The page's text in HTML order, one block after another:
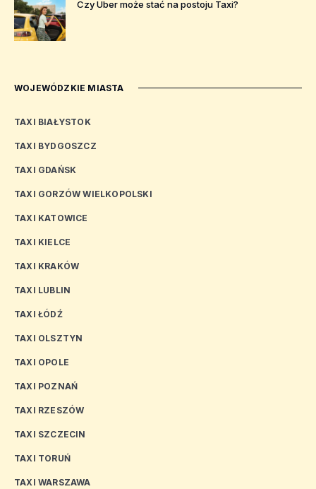
Czy Uber może stać na postoju Taxi?
WOJEWÓDZKIE MIASTA
TAXI BIAŁYSTOK
TAXI BYDGOSZCZ
TAXI GDAŃSK
TAXI GORZÓW WIELKOPOLSKI
TAXI KATOWICE
TAXI KIELCE
TAXI KRAKÓW
TAXI LUBLIN
TAXI ŁÓDŹ
TAXI OLSZTYN
TAXI OPOLE
TAXI POZNAŃ
TAXI RZESZÓW
TAXI SZCZECIN
TAXI TORUŃ
TAXI WARSZAWA